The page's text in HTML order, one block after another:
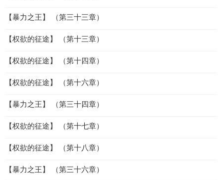
【暴力之王】 （第三十三章）
【权欲的征途】 （第十三章）
【权欲的征途】 （第十四章）
【权欲的征途】 （第十六章）
【暴力之王】 （第三十四章）
【权欲的征途】 （第十七章）
【权欲的征途】 （第十八章）
【暴力之王】 （第三十六章）